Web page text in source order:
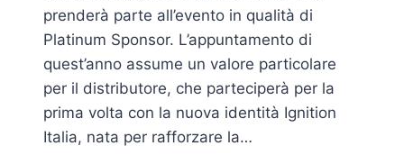
prenderà parte all’evento in qualità di
Platinum Sponsor. L’appuntamento di
quest’anno assume un valore particolare
per il distributore, che parteciperà per la
prima volta con la nuova identità Ignition
Italia, nata per rafforzare la…